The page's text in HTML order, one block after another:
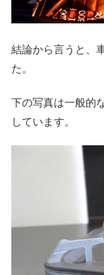
結論から言うと、
た。
下の写真は一般的
しています。